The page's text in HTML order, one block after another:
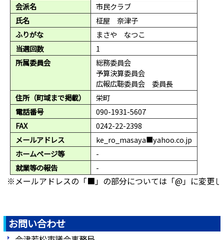
会派名
市民クラブ
氏名
柾屋 奈津子
ふりがな
まさや なつこ
当選回数
1
所属委員会
総務委員会
予算決算委員会
広報広聴委員会 委員長
住所（町域まで掲載）
栄町
電話番号
090-1931-5607
FAX
0242-22-2398
メールアドレス
ke_ro_masaya■yahoo.co.jp
ホームページ等
-
就業等の報告
-
※メールアドレスの「■」の部分については「@」に変更
お問い合わせ